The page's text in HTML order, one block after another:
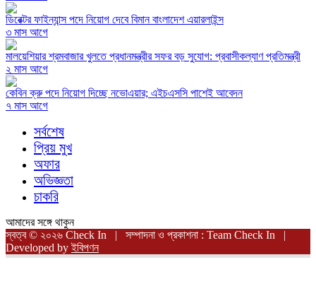
ডিরেক্টর ফাইন্যান্স পদে নিয়োগ দেবে বিমান বাংলাদেশ এয়ারলাইন্স
৩ মাস আগে
মালয়েশিয়ার শ্রমবাজার খুলতে প্রধানমন্ত্রীর সফর বড় সুযোগ: প্রবাসীকল্যাণ প্রতিমন্ত্রী
২ মাস আগে
কেবিন ক্রু পদে নিয়োগ দিচ্ছে নভোএয়ার; এইচএসসি পাশেই আবেদন
৭ মাস আগে
সর্বশেষ
প্রিয় মুখ
অফার
অভিজ্ঞতা
চাকরি
আমাদের সঙ্গে থাকুন
স্বত্ব © ২০২৬ Check In | সম্পাদনা ও প্রকাশনা : Team Check In |
Developed byইবিপণন